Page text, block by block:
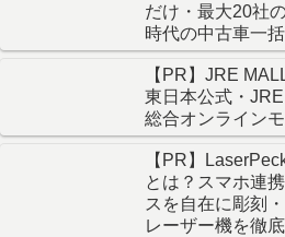
だけ・最大20社
時代の中古車一
【PR】JRE
東日本公式・
総合オンライン
【PR】
とは？スマホ連
スを自在に彫刻
レーザー機を徹底